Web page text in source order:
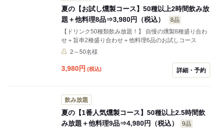
夏の【お試し燻製コース】50種以上2時間飲み放
題＋他料理8品⇒3,980円（税込）
8品
【ドリンク50種類飲み放題！】 自慢の燻製8種盛り合わ
せ＋旨串2種盛り合わせ＋他料理6品のお試しコース
2～50名様
3,980円 (税込) 詳細・予約
飲み放題
夏の【1番人気燻製コース】50種以上2.5時間飲
み放題＋他料理9品⇒4,980円（税込）
9品